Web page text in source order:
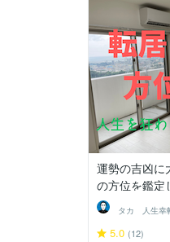
運勢の吉凶に
の方位を鑑定
タカ 人生幸
5.0 (12)